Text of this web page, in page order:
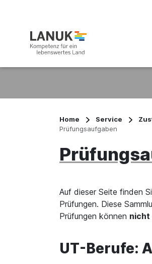
Home Service
Prüfungsaufgaben
Auf dieser Seite finden
Prüfungen. Diese
Prüfungen können nicht
UT-Berufe: